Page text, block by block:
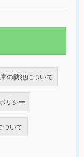
の防犯について
リシー
ついて